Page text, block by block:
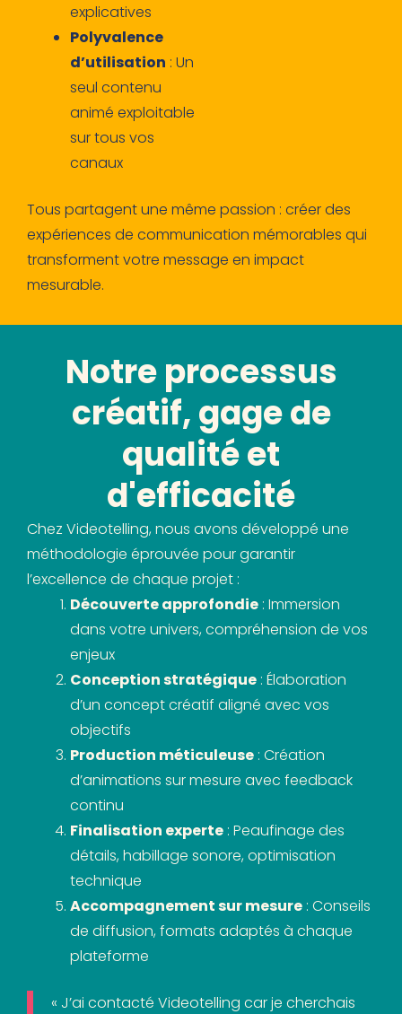
explicatives
Polyvalence
d’utilisation : Un
seul contenu
animé exploitable
sur tous vos
canaux
Tous partagent une même passion : créer des
expériences de communication mémorables qui
transforment votre message en impact
mesurable.
Notre processus
créatif, gage de
qualité et
d'efficacité
Chez Videotelling, nous avons développé une
méthodologie éprouvée pour garantir
l’excellence de chaque projet :
Découverte approfondie : Immersion
dans votre univers, compréhension de vos
enjeux
Conception stratégique : Élaboration
d’un concept créatif aligné avec vos
objectifs
Production méticuleuse : Création
d’animations sur mesure avec feedback
continu
Finalisation experte : Peaufinage des
détails, habillage sonore, optimisation
technique
Accompagnement sur mesure : Conseils
de diffusion, formats adaptés à chaque
plateforme
« J’ai contacté Videotelling car je cherchais